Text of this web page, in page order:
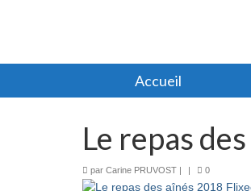
Accueil
Le repas
par Carine PRUVOST | | 0